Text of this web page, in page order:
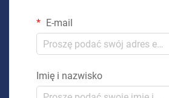
E-mail
Imię i nazwisko